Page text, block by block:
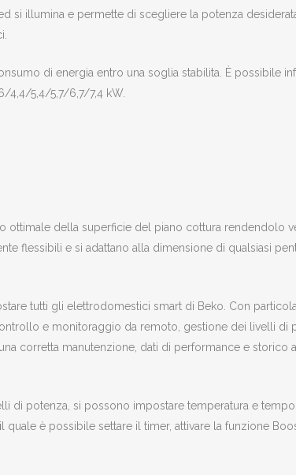
si illumina e permette di scegliere la potenza
di energia entro una soglia stabilita. È possibile
4,4/5,4/5,7/6,7/7,4 kW.
ottimale della superficie del piano cottura rendendolo
flessibili e si adattano alla dimensione di qualsiasi
tutti gli elettrodomestici smart di Beko. Con
e monitoraggio da remoto, gestione dei livelli di
corretta manutenzione, dati di performance e storico
di potenza, si possono impostare temperatura e
è possibile settare il timer, attivare la funzione